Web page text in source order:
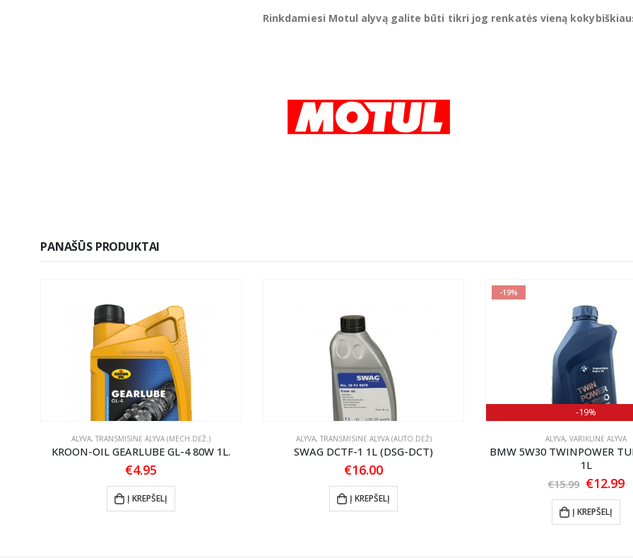
Rinkdamiesi Motul alyvą galite būti tikri jog renkatės vieną
PANAŠŪS PRODUKTAI
ALYVA, TRANSMISINĖ ALYVA (MECH.DĖŽ.)
KROON-OIL GEARLUBE GL-4 80W 1L.
€4.95
Į KREPŠELĮ
ALYVA, TRANSMISINĖ ALYVA (AUTO.DĖŽ)
SWAG DCTF-1 1L (DSG-DCT)
€16.00
Į KREPŠELĮ
-19%
-19%
ALYVA, VARIKLINĖ ALYVA
BMW 5W30 TWINPOWER
1L
€15.99 Original
price
was:
€15.99.
€12.99
Į KREPŠELĮ